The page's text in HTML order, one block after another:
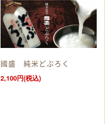
國盛 純米どぶろく
2,100円(税込)